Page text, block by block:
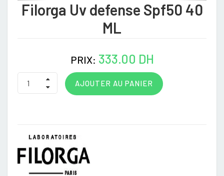
Filorga Uv defense Spf50 40
ML
PRIX: 333.00 DH
AJOUTER AU PANIER